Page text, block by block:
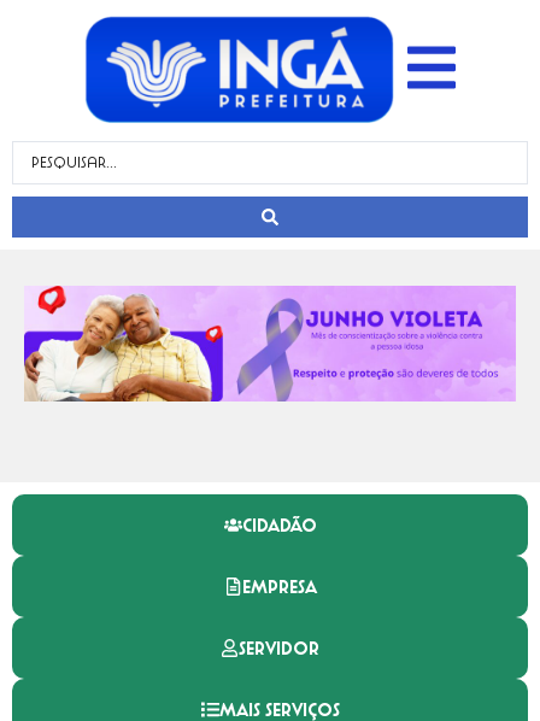
CIDADÃO
EMPRESA
SERVIDOR
MAIS SERVIÇOS